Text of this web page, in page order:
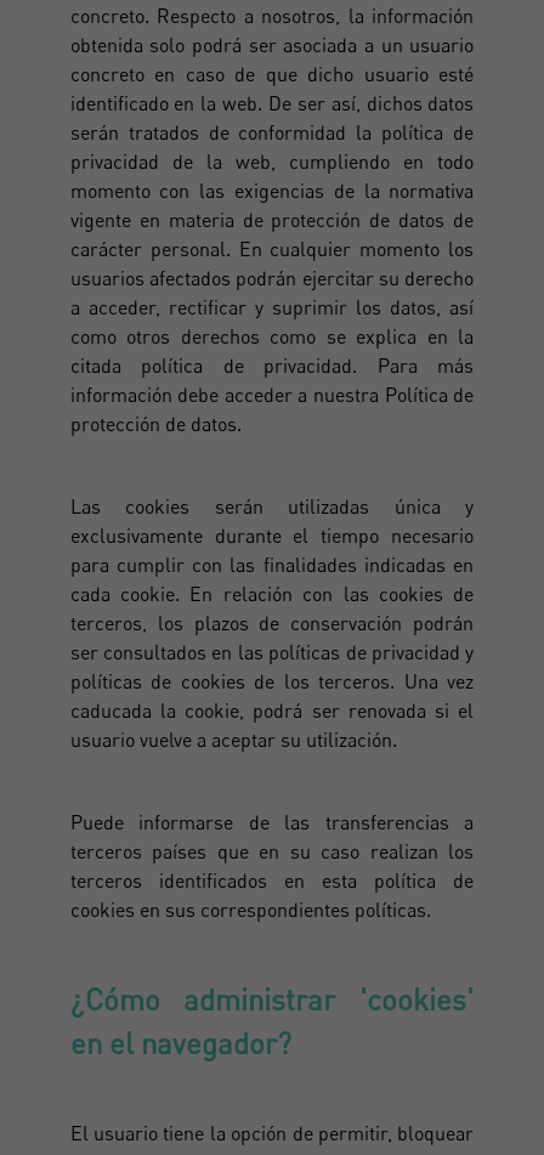
concreto. Respecto a nosotros, la información
obtenida solo podrá ser asociada a un usuario
concreto en caso de que dicho usuario esté
identificado en la web. De ser así, dichos datos
serán tratados de conformidad la política de
privacidad de la web, cumpliendo en todo
momento con las exigencias de la normativa
vigente en materia de protección de datos de
carácter personal. En cualquier momento los
usuarios afectados podrán ejercitar su derecho
a acceder, rectificar y suprimir los datos, así
como otros derechos como se explica en la
citada política de privacidad. Para más
información debe acceder a nuestra Política de
protección de datos.
Las cookies serán utilizadas única y
exclusivamente durante el tiempo necesario
para cumplir con las finalidades indicadas en
cada cookie. En relación con las cookies de
terceros, los plazos de conservación podrán
ser consultados en las políticas de privacidad y
políticas de cookies de los terceros. Una vez
caducada la cookie, podrá ser renovada si el
usuario vuelve a aceptar su utilización.
Puede informarse de las transferencias a
terceros países que en su caso realizan los
terceros identificados en esta política de
cookies en sus correspondientes políticas.
¿Cómo administrar 'cookies'
en el navegador?
El usuario tiene la opción de permitir, bloquear